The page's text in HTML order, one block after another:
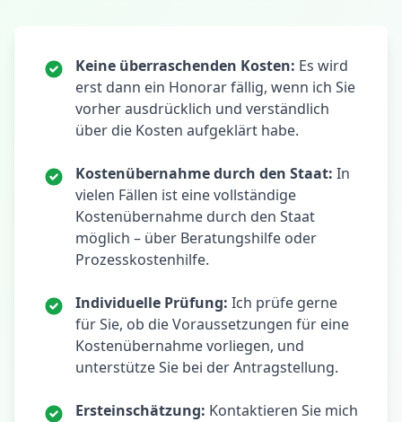
Keine überraschenden Kosten: Es wird
erst dann ein Honorar fällig, wenn ich Sie
vorher ausdrücklich und verständlich
über die Kosten aufgeklärt habe.
Kostenübernahme durch den Staat: In
vielen Fällen ist eine vollständige
Kostenübernahme durch den Staat
möglich – über Beratungshilfe oder
Prozesskostenhilfe.
Individuelle Prüfung: Ich prüfe gerne
für Sie, ob die Voraussetzungen für eine
Kostenübernahme vorliegen, und
unterstütze Sie bei der Antragstellung.
Ersteinschätzung: Kontaktieren Sie mich